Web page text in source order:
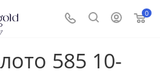
0
585 10-